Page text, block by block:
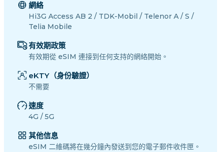
網絡
Hi3G Access AB 2 / TDK-Mobil / Telenor A / S /
Telia Mobile
有效期政策
有效期從 eSIM 連接到任何支持的網絡開始。
eKTY（身份驗證）
不需要
速度
4G / 5G
其他信息
eSIM 二維碼將在幾分鐘內發送到您的電子郵件收件匣。